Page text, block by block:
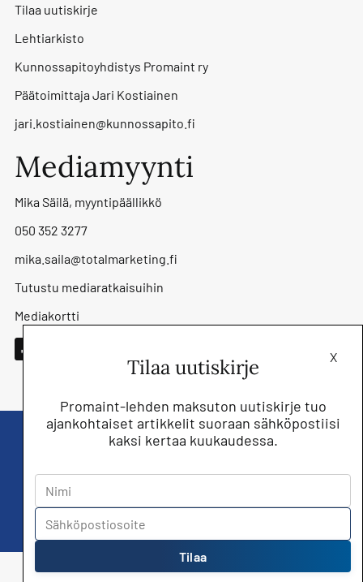
Tilaa uutiskirje
Lehtiarkisto
Kunnossapitoyhdistys Promaint ry
Päätoimittaja Jari Kostiainen
jari.kostiainen@kunnossapito.fi
Mediamyynti
Mika Säilä, myyntipäällikkö
050 352 3277
mika.saila@totalmarketing.fi
Tutustu mediaratkaisuihin
Mediakortti
jäsenetujen lisäksi!
X
Tilaa uutiskirje
Promaint-lehden maksuton uutiskirje tuo
ajankohtaiset artikkelit suoraan sähköpostiisi
kaksi kertaa kuukaudessa.
Tilaa